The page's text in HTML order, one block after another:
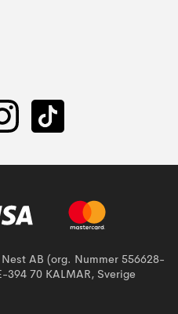
AB (org. Nummer 556628-
394 70 KALMAR, Sverige